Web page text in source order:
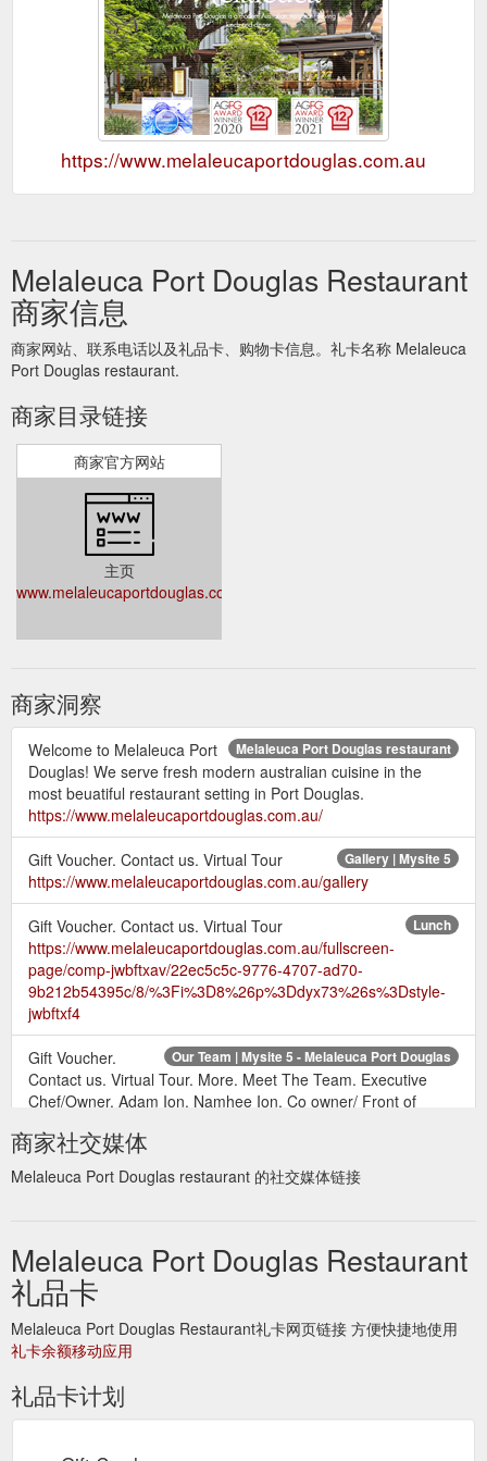
https://www.melaleucaportdouglas.com.au
Melaleuca Port Douglas Restaurant
商家信息
商家网站、联系电话以及礼品卡、购物卡信息。礼卡名称 Melaleuca
Port Douglas restaurant.
商家目录链接
商家官方网站
主页
www.melaleucaportdouglas.com.au
商家洞察
Melaleuca Port Douglas restaurant
Welcome to Melaleuca Port
Douglas! We serve fresh modern australian cuisine in the
most beuatiful restaurant setting in Port Douglas.
https://www.melaleucaportdouglas.com.au/
Gallery | Mysite 5
Gift Voucher. Contact us. Virtual Tour
https://www.melaleucaportdouglas.com.au/gallery
Lunch
Gift Voucher. Contact us. Virtual Tour
https://www.melaleucaportdouglas.com.au/fullscreen-
page/comp-jwbftxav/22ec5c5c-9776-4707-ad70-
9b212b54395c/8/%3Fi%3D8%26p%3Ddyx73%26s%3Dstyle-
jwbftxf4
Our Team | Mysite 5 - Melaleuca Port Douglas
Gift Voucher.
Contact us. Virtual Tour. More. Meet The Team. Executive
Chef/Owner. Adam Ion. Namhee Ion. Co owner/ Front of
商家社交媒体
Melaleuca Port Douglas restaurant 的社交媒体链接
Melaleuca Port Douglas Restaurant
礼品卡
Melaleuca Port Douglas Restaurant礼卡网页链接 方便快捷地使用
礼卡余额移动应用
礼品卡计划